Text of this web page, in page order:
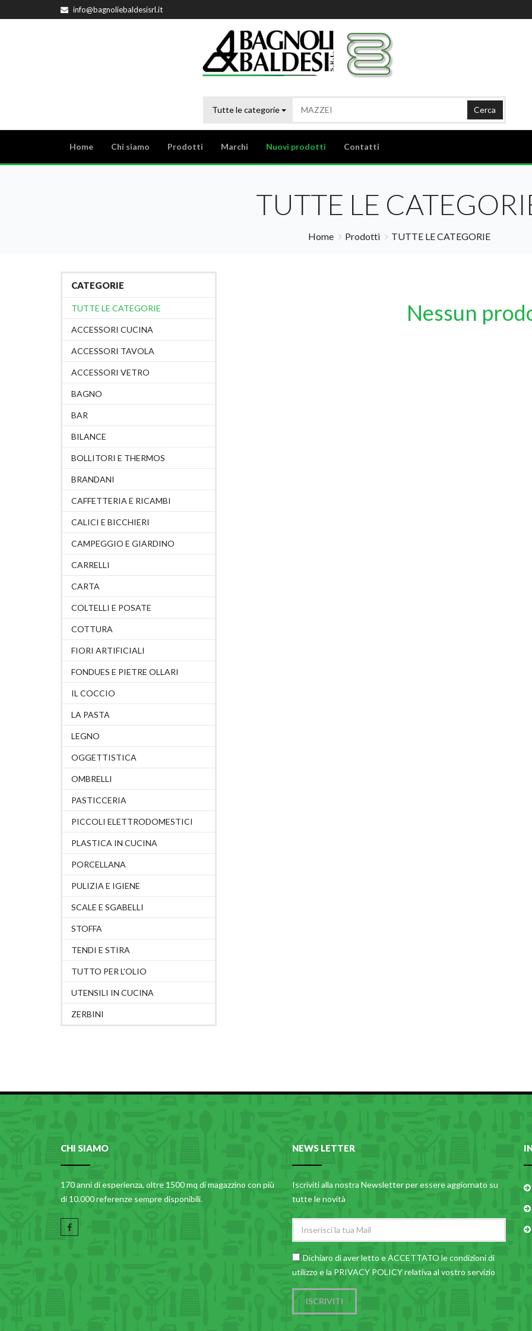
info@bagnoliebaldesisrl.it
Tutte le categorie Cerca
Home Chi siamo Prodotti Marchi Nuovi prodotti Contatti
TUTTE LE
Home Prodotti TUTTE LE CATEGORIE
CATEGORIE
TUTTE LE CATEGORIE
ACCESSORI CUCINA
ACCESSORI TAVOLA
ACCESSORI VETRO
BAGNO
BAR
BILANCE
BOLLITORI E THERMOS
BRANDANI
CAFFETTERIA E RICAMBI
CALICI E BICCHIERI
CAMPEGGIO E GIARDINO
CARRELLI
CARTA
COLTELLI E POSATE
COTTURA
FIORI ARTIFICIALI
FONDUES E PIETRE OLLARI
IL COCCIO
LA PASTA
LEGNO
OGGETTISTICA
OMBRELLI
PASTICCERIA
PICCOLI ELETTRODOMESTICI
PLASTICA IN CUCINA
PORCELLANA
PULIZIA E IGIENE
SCALE E SGABELLI
STOFFA
TENDI E STIRA
TUTTO PER L'OLIO
UTENSILI IN CUCINA
ZERBINI
Nessun
CHI SIAMO
170 anni di esperienza, oltre 1500 mq di magazzino con più
di 10.000 referenze sempre disponibili.
NEWS LETTER
Iscriviti alla nostra Newsletter per essere aggiornato su
tutte le novità
Dichiaro di aver letto e ACCETTATO lecondizioni di
utilizzo e la PRIVACY POLICY relativa al vostro servizio
ISCRIVITI